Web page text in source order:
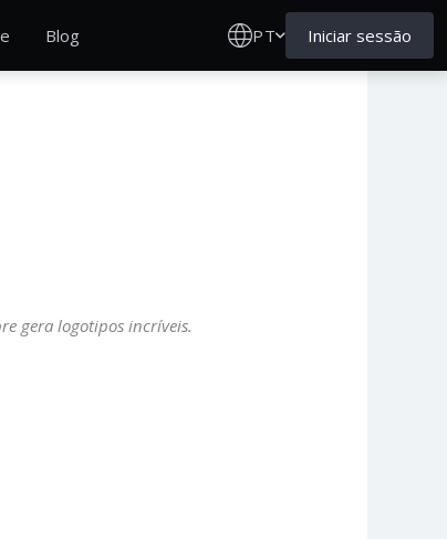
Blog PT Iniciar sessão
gera logotipos incríveis.